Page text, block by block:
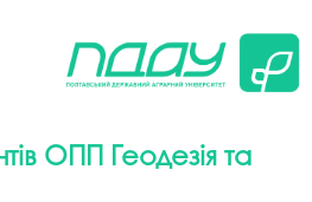
вмісту
ОПП Геодезія та